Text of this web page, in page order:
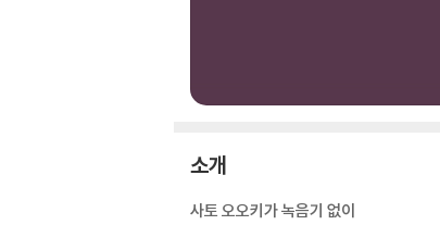
소개
사토 오오키가 녹음기 없이